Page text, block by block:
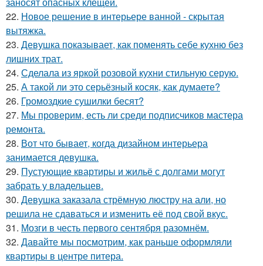
22. Новое решение в интерьере ванной - скрытая
вытяжка.
23. Девушка показывает, как поменять себе кухню без
лишних трат.
24. Сделала из яркой розовой кухни стильную серую.
25. А такой ли это серьёзный косяк, как думаете?
26. Громоздкие сушилки бесят?
27. Мы проверим, есть ли среди подписчиков мастера
ремонта.
28. Вот что бывает, когда дизайном интерьера
занимается девушка.
29. Пустующие квартиры и жильё с долгами могут
забрать у владельцев.
30. Девушка заказала стрёмную люстру на али, но
решила не сдаваться и изменить её под свой вкус.
31. Мозги в честь первого сентября разомнём.
32. Давайте мы посмотрим, как раньше оформляли
квартиры в центре питера.